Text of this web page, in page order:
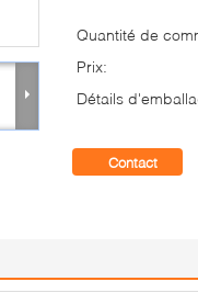
Quantité de
Prix:
Détails
Contact